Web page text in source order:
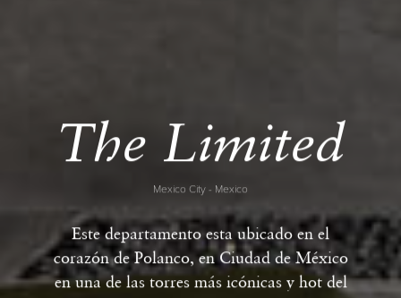
The Limited
Mexico City - Mexico
Este departamento esta ubicado en el
corazón de Polanco, en Ciudad de México
en una de las torres más icónicas y hot del